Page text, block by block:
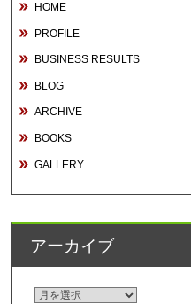
HOME
PROFILE
BUSINESS RESULTS
BLOG
ARCHIVE
BOOKS
GALLERY
アーカイブ
ア